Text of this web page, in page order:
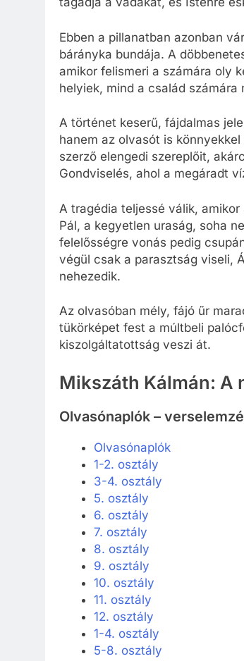
Ebben a pillanatban azonban
bárányka bundája. A
amikor felismeri a számára oly
helyiek, mind a család számára
A történet keserű, fájdalmas
hanem az olvasót is
szerző elengedi szereplőit,
Gondviselés, ahol a megáradt
A tragédia teljessé válik,
Pál, a kegyetlen uraság, soha
felelősségre vonás pedig
végül csak a parasztság viseli,
nehezedik.
Az olvasóban mély, fájó űr
tükörképet fest a múltbeli
kiszolgáltatottság veszi át.
Mikszáth Kálmán: A
Olvasónaplók –
Olvasónaplók
1-2. osztály
3-4. osztály
5. osztály
6. osztály
7. osztály
8. osztály
9. osztály
10. osztály
11. osztály
12. osztály
1-4. osztály
5-8. osztály